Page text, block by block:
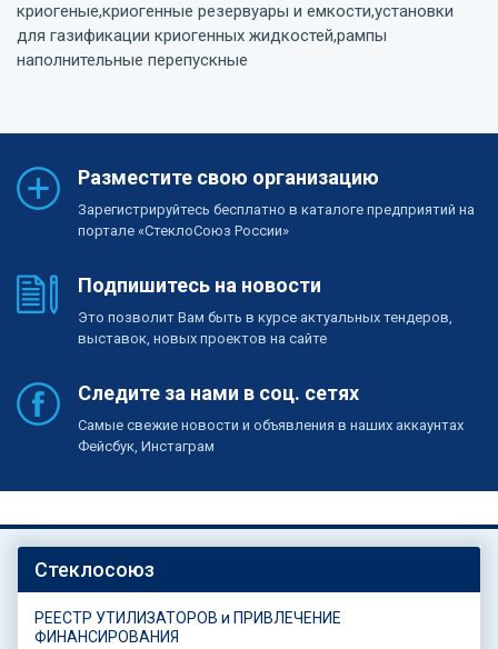
криогеные,криогенные резервуары и емкости,установки
для газификации криогенных жидкостей,рампы
наполнительные перепускные
Разместите свою организацию
Зарегистрируйтесь бесплатно в каталоге предприятий на
портале «СтеклоСоюз России»
Подпишитесь на новости
Это позволит Вам быть в курсе актуальных тендеров,
выставок, новых проектов на сайте
Следите за нами в соц. сетях
Самые свежие новости и объявления в наших аккаунтах
Фейсбук, Инстаграм
Стеклосоюз
РЕЕСТР УТИЛИЗАТОРОВ и ПРИВЛЕЧЕНИЕ
ФИНАНСИРОВАНИЯ